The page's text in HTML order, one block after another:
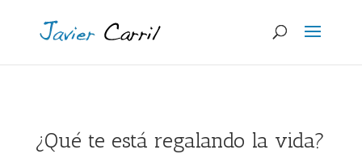
¿Qué te está regalando la vida?